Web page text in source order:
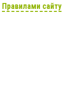
Правилами сайту